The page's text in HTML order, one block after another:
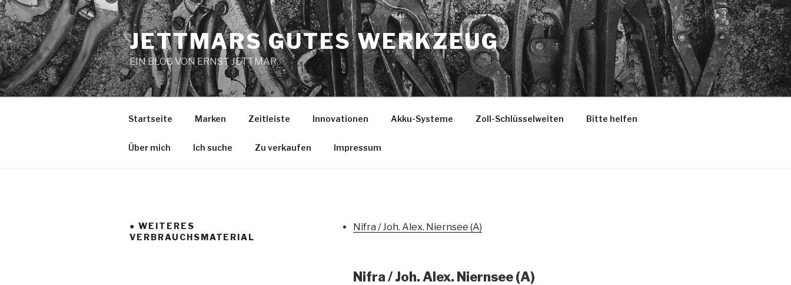
Zum
Inhalt
springen
JETTMARS GUTES WERKZEUG
EIN BLOG VON ERNST JETTMAR
Startseite Marken Zeitleiste Innovationen Akku-Systeme Zoll-Schlüsselweiten Bitte helfen
Über mich Ich suche Zu verkaufen Impressum
● WEITERES
VERBRAUCHSMATERIAL
Nifra / Joh. Alex. Niernsee (A)
Nifra / Joh. Alex. Niernsee (A)